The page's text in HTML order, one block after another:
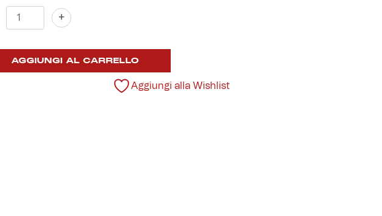
Orecchini
argento
pendente
quantità
+
AGGIUNGI AL CARRELLO
Aggiungi alla Wishlist